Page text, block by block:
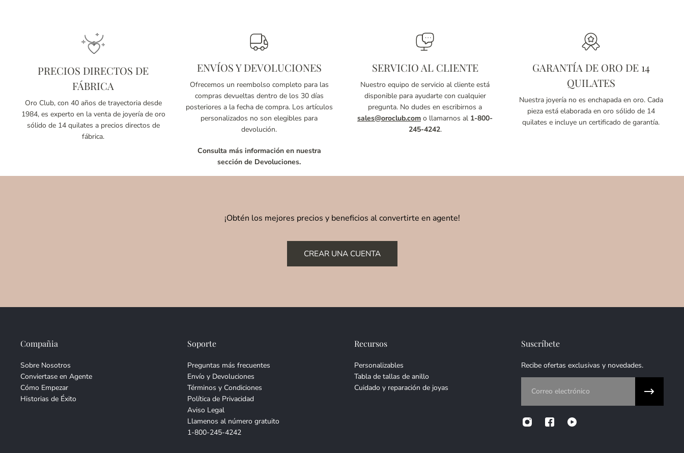
PRECIOS DIRECTOS DE
FÁBRICA
Oro Club, con 40 años de trayectoria desde
1984, es experto en la venta de joyería de oro
sólido de 14 quilates a precios directos de
fábrica.
ENVÍOS Y DEVOLUCIONES
Ofrecemos un reembolso completo para las
compras devueltas dentro de los 30 días
posteriores a la fecha de compra. Los artículos
personalizados no son elegibles para
devolución.
Consulta más información en nuestra
sección de Devoluciones.
SERVICIO AL CLIENTE
Nuestro equipo de servicio al cliente está
disponible para ayudarte con cualquier
pregunta. No dudes en escribirnos a
sales@oroclub.com o llamarnos al 1-800-
245-4242.
GARANTÍA DE ORO DE 14
QUILATES
Nuestra joyería no es enchapada en oro. Cada
pieza está elaborada en oro sólido de 14
quilates e incluye un certificado de garantía.
¡Obtén los mejores precios y beneficios al convertirte en agente!
CREAR UNA CUENTA
Compañia
Sobre Nosotros
Conviertase en Agente
Cómo Empezar
Historias de Éxito
Soporte
Preguntas más frecuentes
Envío y Devoluciones
Términos y Condiciones
Política de Privacidad
Aviso Legal
Llamenos al número gratuito
1-800-245-4242
Recursos
Personalizables
Tabla de tallas de anillo
Cuidado y reparación de joyas
Suscríbete
Recibe ofertas exclusivas y novedades.